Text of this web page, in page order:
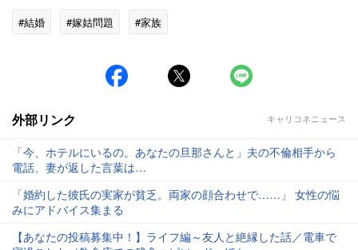
#結婚 #嫁姑問題 #家族
外部リンク キャリコネニュース
「今、ホテルにいるの。あなたの旦那さんと」夫の不倫相手から
電話、妻が返した言葉は…
「婚約した彼氏の実家が貧乏。両家の顔合わせで……」 女性の悩
みにアドバイス集まる
【あなたの投稿募集中！】ライフ編～友人と絶縁した話／電車で